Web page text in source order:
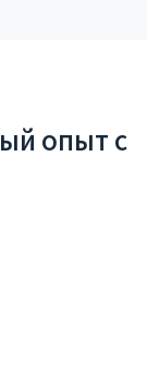
опыт с